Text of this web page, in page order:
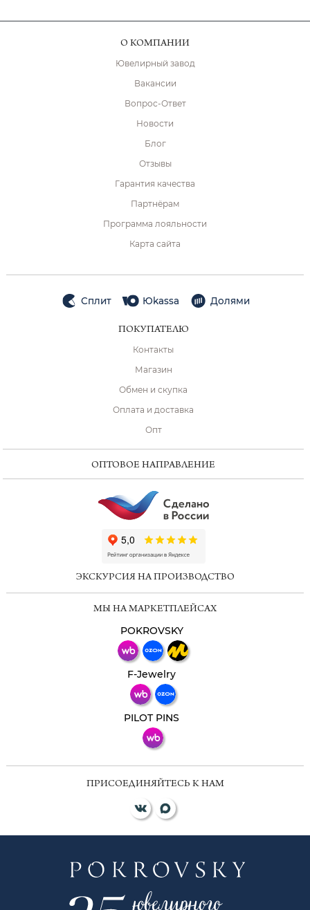
О КОМПАНИИ
Ювелирный завод
Вакансии
Вопрос-Ответ
Новости
Блог
Отзывы
Гарантия качества
Партнёрам
Программа лояльности
Карта сайта
Сплит Юkassa Долями
ПОКУПАТЕЛЮ
Контакты
Магазин
Обмен и скупка
Оплата и доставка
Опт
ОПТОВОЕ НАПРАВЛЕНИЕ
ЭКСКУРСИЯ НА ПРОИЗВОДСТВО
МЫ НА МАРКЕТПЛЕЙСАХ
POKROVSKY
F-Jewelry
PILOT PINS
ПРИСОЕДИНЯЙТЕСЬ К НАМ